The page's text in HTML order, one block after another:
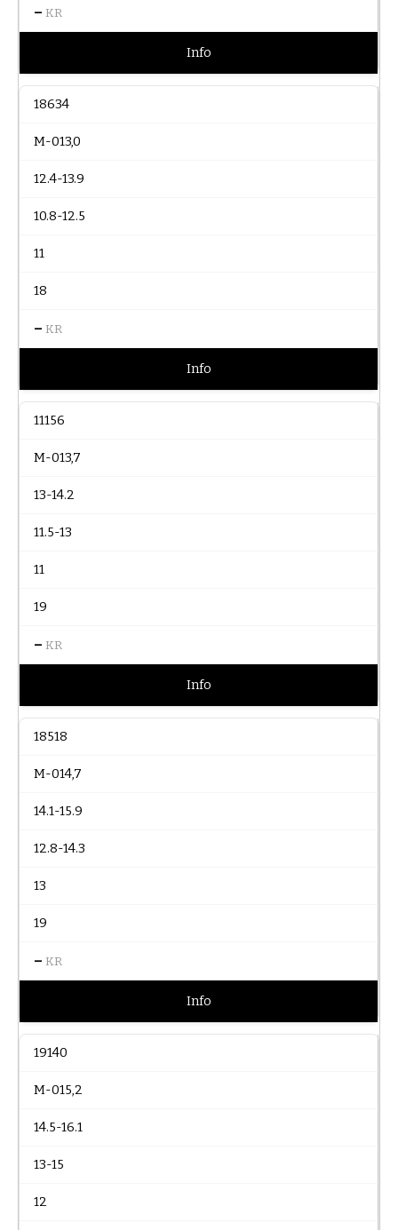
– KR
Info
18634
M-013,0
12.4-13.9
10.8-12.5
11
18
– KR
Info
11156
M-013,7
13-14.2
11.5-13
11
19
– KR
Info
18518
M-014,7
14.1-15.9
12.8-14.3
13
19
– KR
Info
19140
M-015,2
14.5-16.1
13-15
12